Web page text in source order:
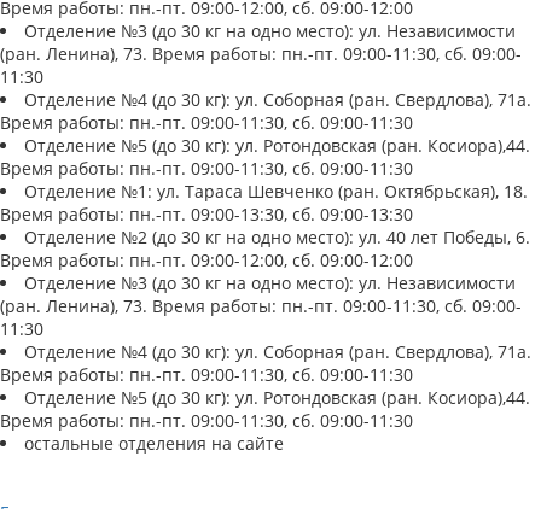
Время работы: пн.-пт. 09:00-12:00, сб. 09:00-12:00
Отделение №3 (до 30 кг на одно место): ул. Независимости
(ран. Ленина), 73. Время работы: пн.-пт. 09:00-11:30, сб. 09:00-
11:30
Отделение №4 (до 30 кг): ул. Соборная (ран. Свердлова), 71а.
Время работы: пн.-пт. 09:00-11:30, сб. 09:00-11:30
Отделение №5 (до 30 кг): ул. Ротондовская (ран. Косиора),44.
Время работы: пн.-пт. 09:00-11:30, сб. 09:00-11:30
Отделение №1: ул. Тараса Шевченко (ран. Октябрьская), 18.
Время работы: пн.-пт. 09:00-13:30, сб. 09:00-13:30
Отделение №2 (до 30 кг на одно место): ул. 40 лет Победы, 6.
Время работы: пн.-пт. 09:00-12:00, сб. 09:00-12:00
Отделение №3 (до 30 кг на одно место): ул. Независимости
(ран. Ленина), 73. Время работы: пн.-пт. 09:00-11:30, сб. 09:00-
11:30
Отделение №4 (до 30 кг): ул. Соборная (ран. Свердлова), 71а.
Время работы: пн.-пт. 09:00-11:30, сб. 09:00-11:30
Отделение №5 (до 30 кг): ул. Ротондовская (ран. Косиора),44.
Время работы: пн.-пт. 09:00-11:30, сб. 09:00-11:30
остальные отделения на сайте